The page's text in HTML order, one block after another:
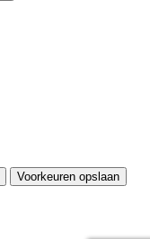
Voorkeuren opslaan